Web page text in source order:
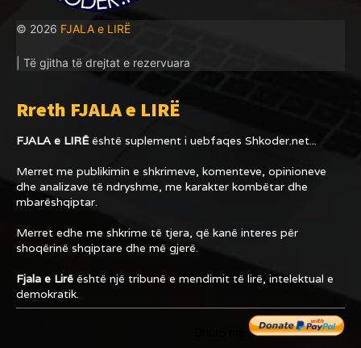
© 2026 FJALA e LIRË
| Të gjitha të drejtat e rezervuara
Rreth FJALA e LIRË
FJALA e LIRËështë suplement i uebfaqes Shkoder.net...
Merret me publikimin e shkrimeve, komenteve, opinioneve
dhe analizave të ndryshme, me karakter kombëtar dhe
mbarëshqiptar.
Merret edhe me shkrime të tjera, që kanë interes për
shoqërinë shqiptare dhe më gjerë.
Fjala e Lirë është një tribunë e mendimit të lirë, intelektual e
demokratik.